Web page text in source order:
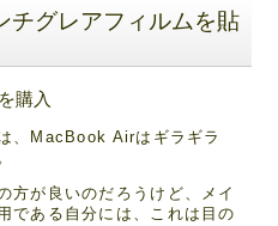
チグレアフィルムを貼
購入
、MacBook Airはギラギラ
方が良いのだろうけど、メイ
である自分には、これは目の